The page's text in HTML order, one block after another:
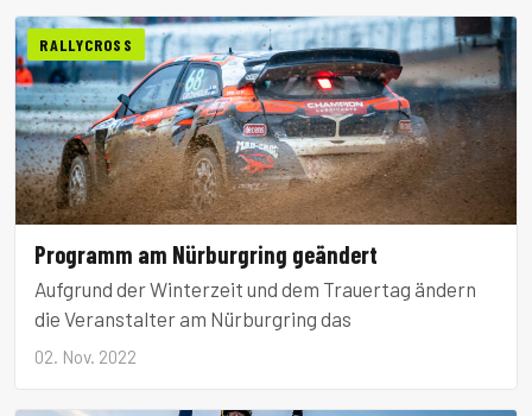
RALLYCROSS
Programm am Nürburgring geändert
Aufgrund der Winterzeit und dem Trauertag ändern
die Veranstalter am Nürburgring das
02. Nov. 2022